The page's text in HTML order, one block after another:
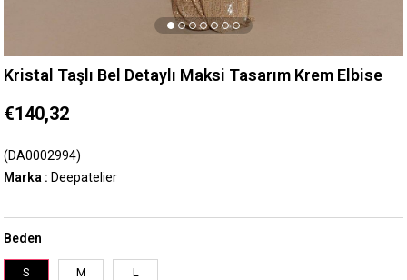
Kristal Taşlı Bel Detaylı Maksi Tasarım Krem Elbise
€140,32
(DA0002994)
Marka : Deepatelier
Beden
S M L